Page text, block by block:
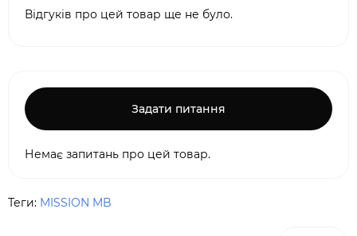
Відгуків про цей товар ще не було.
Задати питання
Немає запитань про цей товар.
Теги: MISSION MB